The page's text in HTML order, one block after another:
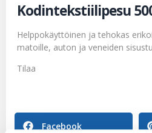
Kodintekstiilipesu
Helppokäyttöinen ja tehokas
matoille, auton ja veneiden
Tilaa
Facebook